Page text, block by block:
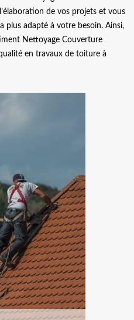
de vos projets et vous
plus adapté à votre besoin. Ainsi,
Nettoyage Couverture
en travaux de toiture à